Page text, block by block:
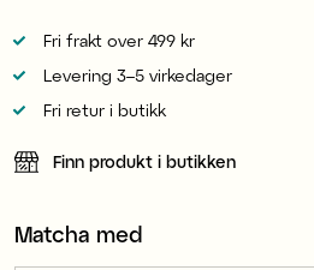
Fri frakt over 499 kr
Levering 3–5 virkedager
Fri retur i butikk
Finn produkt i butikken
Matcha med